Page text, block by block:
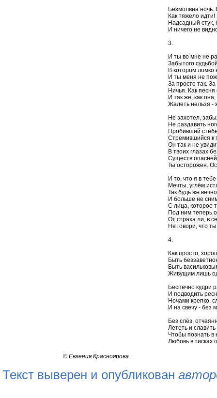
Безмолвна
Как тяжело идти!
Надсадный стук,
И ничего не
3.
И ты во мне не
Забытого
В котором ломко
И ты меня не
За просто так. За
Ничья. Как песня
И так же, как
Жалеть нельзя -
Не захотел,
Не раздавить
Пробивший
Стремившийся к
Он так и не
В твоих глазах
Существ
Ты осторожен.
И то, что я в
Мечты, углём
Так будь же
И больше не
С лица, которое
Под ним теперь
От страха ли, в
Не говори, что
4.
Как просто,
Быть
Быть
Живущим лишь
Беспечно кудри
И подводить
Ночами крепко,
И на свечу - без
Без слёз,
Лететь и славить
Чтобы познать в
Любовь в тисках
© Евгения Красноярова
Текст выверен и опубликован